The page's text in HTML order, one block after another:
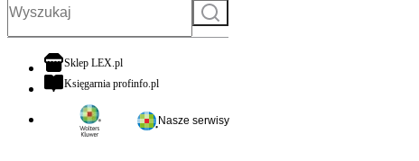
Szukaj
Sklep LEX.plotwiera się w nowej karcie
Księgarnia profinfo.plotwiera się w nowej karcie
Nasze serwisy